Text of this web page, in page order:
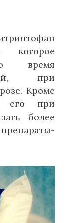
которое
время
при
Кроме
его при
более